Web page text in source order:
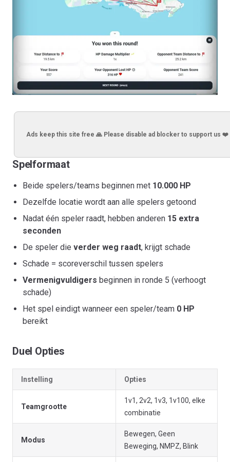
Ads keep this site free 🙏 Please disable ad blocker to support us ❤️
Spelformaat
Beide spelers/teams beginnen met 10.000 HP
Dezelfde locatie wordt aan alle spelers getoond
Nadat één speler raadt, hebben anderen 15 extra
seconden
De speler die verder weg raadt, krijgt schade
Schade = scoreverschil tussen spelers
Vermenigvuldigers beginnen in ronde 5 (verhoogt
schade)
Het spel eindigt wanneer een speler/team 0 HP
bereikt
Duel Opties
Instelling Opties
Teamgrootte
1v1, 2v2, 1v3, 1v100, elke
combinatie
Modus
Bewegen, Geen
Beweging, NMPZ, Blink